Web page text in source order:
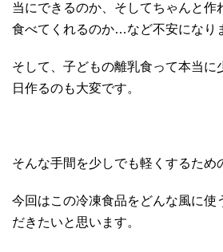
当にできるのか、そしてちゃんと作
食べてくれるのか…など不安になり
そして、子どもの離乳食って本当に
日作るのも大変です。
そんな手間を少しでも軽くするため
今回はこの冷凍食品をどんな風に使
だきたいと思います。